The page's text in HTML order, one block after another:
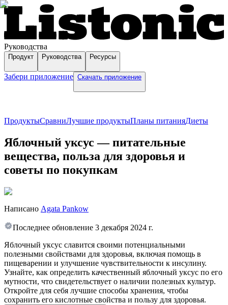
Руководства
Продукт Руководства Ресурсы
Забери приложение Скачать приложение
ПродуктыСравниЛучшие продуктыПланы питанияДиеты
Яблочный уксус — питательные
вещества, польза для здоровья и
советы по покупкам
Написано Agata Pankow
Последнее обновление 3 декабря 2024 г.
Яблочный уксус славится своими потенциальными
полезными свойствами для здоровья, включая помощь в
пищеварении и улучшение чувствительности к инсулину.
Узнайте, как определить качественный яблочный уксус по его
мутности, что свидетельствует о наличии полезных культур.
Откройте для себя лучшие способы хранения, чтобы
сохранить его кислотные свойства и пользу для здоровья.